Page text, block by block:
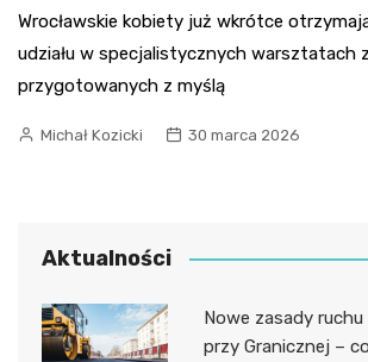
Wrocławskie kobiety już wkrótce
udziału w specjalistycznych warsztatach
przygotowanych z myślą
Michał Kozicki 30 marca 2026
Aktualności
Nowe zasady
przy Granicznej –